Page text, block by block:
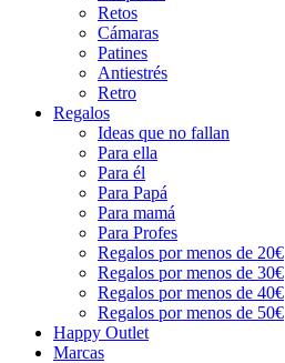
Retos
Cámaras
Patines
Antiestrés
Retro
Regalos
Ideas que no fallan
Para ella
Para él
Para Papá
Para mamá
Para Profes
Regalos por menos de 20€
Regalos por menos de 30€
Regalos por menos de 40€
Regalos por menos de 50€
Happy Outlet
Marcas